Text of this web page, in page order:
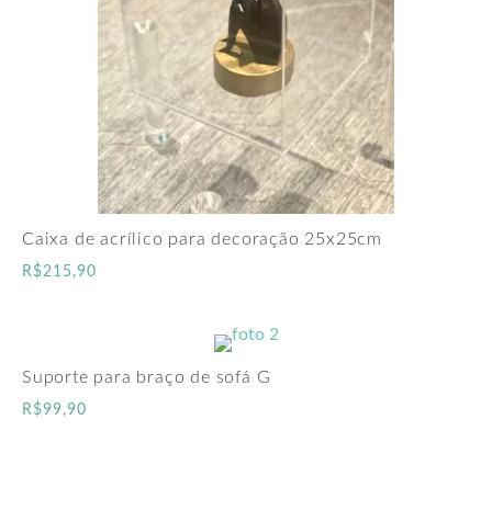
Caixa de acrílico para decoração 25x25cm
R$215,90
Suporte para braço de sofá G
R$99,90